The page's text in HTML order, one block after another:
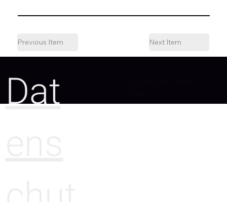
Previous Item Next Item
Dat